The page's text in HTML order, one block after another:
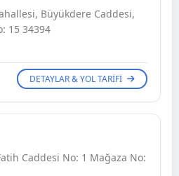
Büyükdere Caddesi,
15 34394
DETAYLAR & YOL TARIFI
Caddesi No: 1 Mağaza No: